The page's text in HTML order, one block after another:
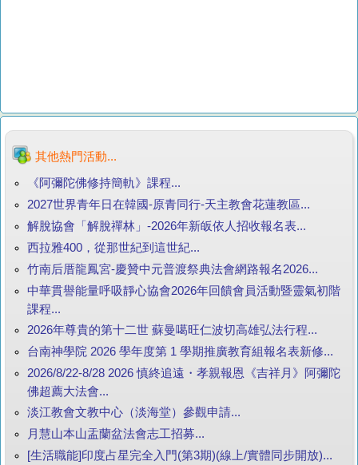
其他熱門活動...
《阿彌陀佛修持簡軌》課程...
2027世界青年日在韓國-原青同行-天主教會花蓮教區...
解脫協會「解脫禪林」-2026年新皈依人招收報名表...
西拉雅400，從那世紀到這世紀...
竹南后厝龍鳳宮-慶贊中元普渡祭典法會網路報名2026...
中華貫譽能量呼吸靜心協會2026年回饋會員活動暨靈氣初階
課程...
2026年尊貴的第十二世 蘇曼噶旺仁波切高雄弘法行程...
台南神學院 2026 學年度第 1 學期推廣教育組報名表新修...
2026/8/22-8/28 2026 慎終追遠・孝親報恩《吉祥月》阿彌陀
佛超薦大法會...
淡江教會文教中心（淡海堂）參觀申請...
月慧山本山盂蘭盆法會志工招募...
[生活職能]印度占星完全入門(第3期)(線上/實體同步開放)...